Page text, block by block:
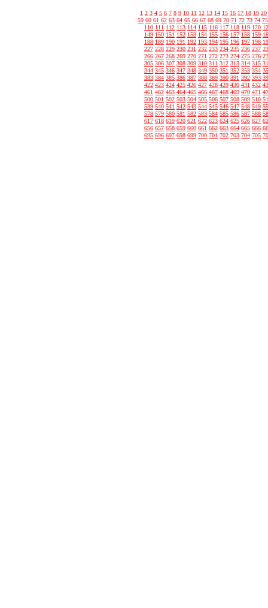
1 2 3 4 5 6 7 8 9 10 11 12 13 14 15 16 17 18 19 20
59 60 61 62 63 64 65 66 67 68 69 70 71 72 73 74 75
110 111 112 113 114 115 116 117 118 119 120
149 150 151 152 153 154 155 156 157 158 159
188 189 190 191 192 193 194 195 196 197 198
227 228 229 230 231 232 233 234 235 236 237
266 267 268 269 270 271 272 273 274 275 276
305 306 307 308 309 310 311 312 313 314 315
344 345 346 347 348 349 350 351 352 353 354
383 384 385 386 387 388 389 390 391 392 393
422 423 424 425 426 427 428 429 430 431 432
461 462 463 464 465 466 467 468 469 470 471
500 501 502 503 504 505 506 507 508 509 510
539 540 541 542 543 544 545 546 547 548 549
578 579 580 581 582 583 584 585 586 587 588
617 618 619 620 621 622 623 624 625 626 627
656 657 658 659 660 661 662 663 664 665 666
695 696 697 698 699 700 701 702 703 704 705